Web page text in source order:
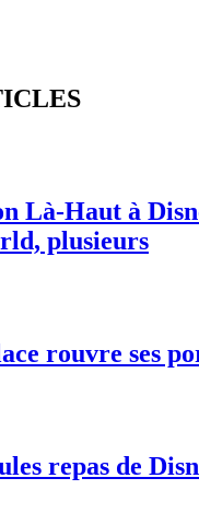
Là-Haut à
plusieurs
rouvre ses
repas de